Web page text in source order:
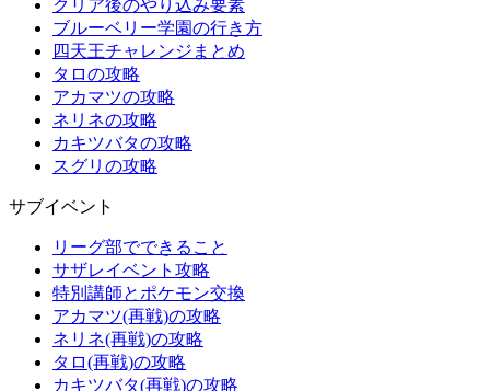
クリア後のやり込み要素
ブルーベリー学園の行き方
四天王チャレンジまとめ
タロの攻略
アカマツの攻略
ネリネの攻略
カキツバタの攻略
スグリの攻略
サブイベント
リーグ部でできること
サザレイベント攻略
特別講師とポケモン交換
アカマツ(再戦)の攻略
ネリネ(再戦)の攻略
タロ(再戦)の攻略
カキツバタ(再戦)の攻略